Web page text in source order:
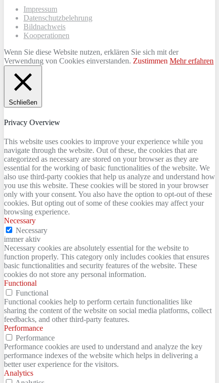
Impressum
Datenschutzbelehrung
Bildnachweis
Kooperationen
Wenn Sie diese Website nutzen, erklären Sie sich mit der
Verwendung von Cookies einverstanden. Zustimmen Mehr erfahren
Schließen
Privacy Overview
This website uses cookies to improve your experience while you
navigate through the website. Out of these, the cookies that are
categorized as necessary are stored on your browser as they are
essential for the working of basic functionalities of the website. We
also use third-party cookies that help us analyze and understand how
you use this website. These cookies will be stored in your browser
only with your consent. You also have the option to opt-out of these
cookies. But opting out of some of these cookies may affect your
browsing experience.
Necessary
Necessary
immer aktiv
Necessary cookies are absolutely essential for the website to
function properly. This category only includes cookies that ensures
basic functionalities and security features of the website. These
cookies do not store any personal information.
Functional
Functional
Functional cookies help to perform certain functionalities like
sharing the content of the website on social media platforms, collect
feedbacks, and other third-party features.
Performance
Performance
Performance cookies are used to understand and analyze the key
performance indexes of the website which helps in delivering a
better user experience for the visitors.
Analytics